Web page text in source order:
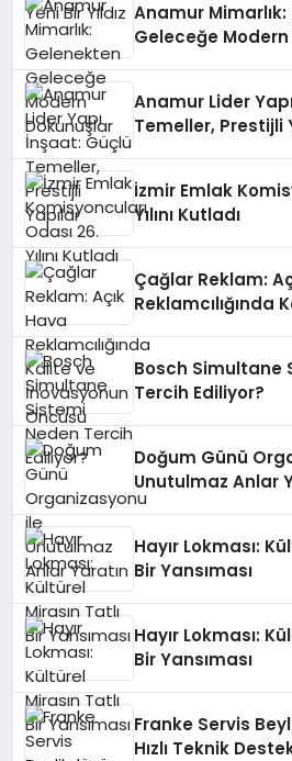
Anamur
Geleceğe
Anamur Lider
Temeller, Prestijli
İzmir Emlak
Yılını Kutladı
Çağlar Reklam:
Reklamcılığında
Bosch Simultane
Tercih Ediliyor?
Doğum Günü
Unutulmaz Anlar
Hayır Lokması:
Bir Yansıması
Hayır Lokması:
Bir Yansıması
Franke Servis
Hızlı Teknik